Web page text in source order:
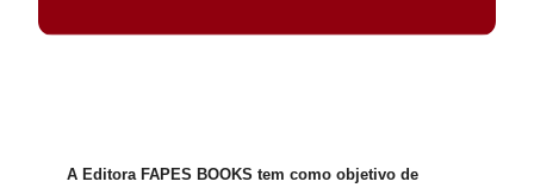
A Editora FAPES BOOKS tem como objetivo de